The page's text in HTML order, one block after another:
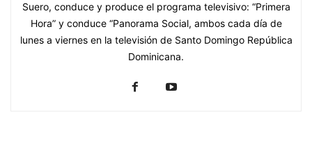
Suero, conduce y produce el programa televisivo: “Primera
Hora” y conduce “Panorama Social, ambos cada día de
lunes a viernes en la televisión de Santo Domingo República
Dominicana.